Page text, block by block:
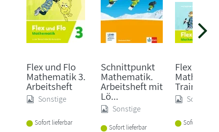
Flex und Flo
Mathematik 3.
Arbeitsheft
Sonstige
Sofort lieferbar
Schnittpunkt
Mathematik.
Arbeitsheft mit
Lö...
Sonstige
Sofort lieferbar
Flex und
Sonstige
Sofort